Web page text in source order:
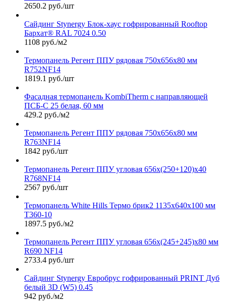
2650.2 руб./шт
Сайдинг Stynergy Блок-хаус гофрированный Rooftop
Бархат® RAL 7024 0.50
1108 руб./м2
Термопанель Регент ППУ рядовая 750х656х80 мм
R752NF14
1819.1 руб./шт
Фасадная термопанель KombiTherm с направляющей
ПСБ-С 25 белая, 60 мм
429.2 руб./м2
Термопанель Регент ППУ рядовая 750х656х80 мм
R763NF14
1842 руб./шт
Термопанель Регент ППУ угловая 656х(250+120)х40
R768NF14
2567 руб./шт
Термопанель White Hills Термо брик2 1135х640х100 мм
Т360-10
1897.5 руб./м2
Термопанель Регент ППУ угловая 656х(245+245)х80 мм
R690 NF14
2733.4 руб./шт
Сайдинг Stynergy Евробрус гофрированный PRINT Дуб
белый 3D (W5) 0.45
942 руб./м2